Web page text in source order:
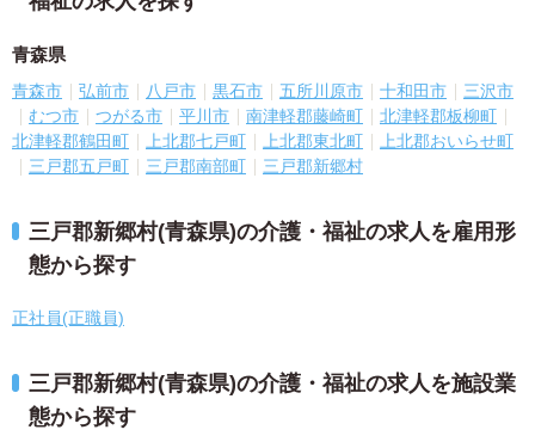
青森県
青森市 弘前市 八戸市 黒石市 五所川原市 十和田市
三沢市
むつ市
つがる市 平川市 南津軽郡藤崎町
北津軽郡板柳町
北津軽郡鶴田町
上北郡七戸町 上北郡東北町
上北郡おいらせ町
三戸郡五戸町
三戸郡南部町 三戸郡新郷村
三戸郡新郷村(青森県)の介護・福祉の求人を雇用形
態から探す
正社員(正職員)
三戸郡新郷村(青森県)の介護・福祉の求人を施設業
態から探す